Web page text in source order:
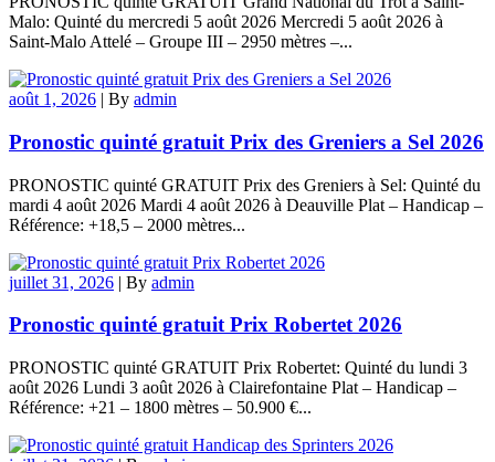
Malo: Quinté du mercredi 5 août 2026 Mercredi 5 août 2026 à
Saint-Malo Attelé – Groupe III – 2950 mètres –...
août 1, 2026 | By admin
Pronostic quinté gratuit Prix des Greniers a Sel 2026
PRONOSTIC quinté GRATUIT Prix des Greniers à Sel: Quinté du
mardi 4 août 2026 Mardi 4 août 2026 à Deauville Plat – Handicap –
Référence: +18,5 – 2000 mètres...
juillet 31, 2026 | By admin
Pronostic quinté gratuit Prix Robertet 2026
PRONOSTIC quinté GRATUIT Prix Robertet: Quinté du lundi 3
août 2026 Lundi 3 août 2026 à Clairefontaine Plat – Handicap –
Référence: +21 – 1800 mètres – 50.900 €...